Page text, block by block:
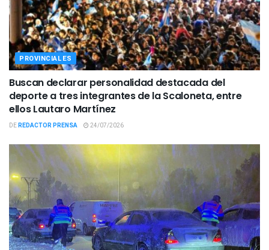
PROVINCIALES
Buscan declarar personalidad destacada del
deporte a tres integrantes de la Scaloneta, entre
ellos Lautaro Martínez
DEREDACTOR PRENSA 24/07/2026